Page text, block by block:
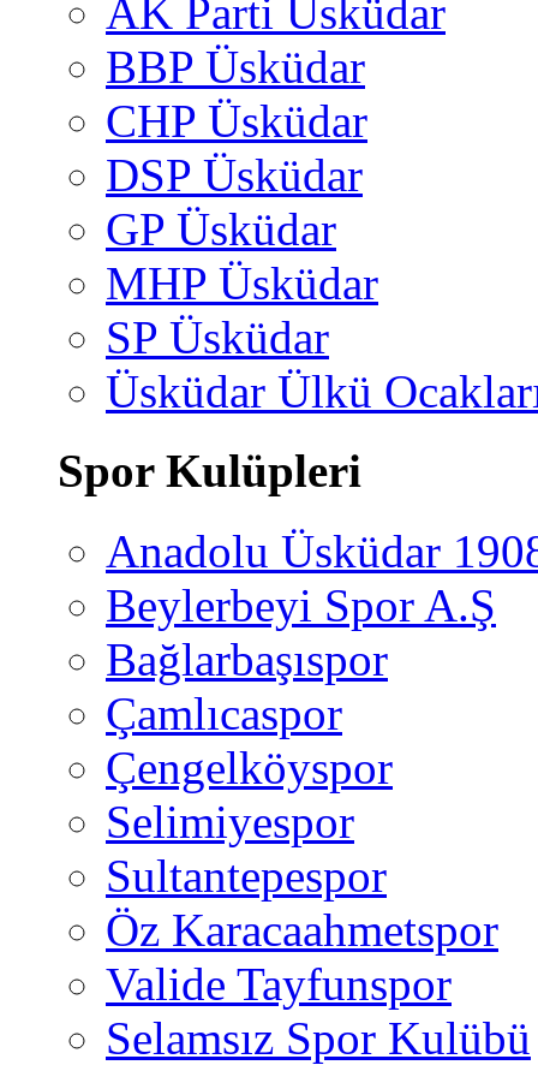
AK Parti Üsküdar
BBP Üsküdar
CHP Üsküdar
DSP Üsküdar
GP Üsküdar
MHP Üsküdar
SP Üsküdar
Üsküdar Ülkü
Spor Kulüpleri
Anadolu Üsküdar
Beylerbeyi Spor A.Ş
Bağlarbaşıspor
Çamlıcaspor
Çengelköyspor
Selimiyespor
Sultantepespor
Öz Karacaahmetspor
Valide Tayfunspor
Selamsız Spor Kulübü